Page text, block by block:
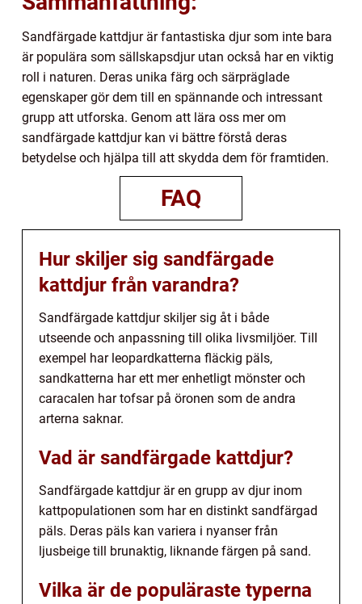
Sandfärgade kattdjur är fantastiska djur som inte bara
är populära som sällskapsdjur utan också har en viktig
roll i naturen. Deras unika färg och särpräglade
egenskaper gör dem till en spännande och intressant
grupp att utforska. Genom att lära oss mer om
sandfärgade kattdjur kan vi bättre förstå deras
betydelse och hjälpa till att skydda dem för framtiden.
FAQ
Hur skiljer sig sandfärgade
kattdjur från varandra?
Sandfärgade kattdjur skiljer sig åt i både
utseende och anpassning till olika livsmiljöer. Till
exempel har leopardkatterna fläckig päls,
sandkatterna har ett mer enhetligt mönster och
caracalen har tofsar på öronen som de andra
arterna saknar.
Vad är sandfärgade kattdjur?
Sandfärgade kattdjur är en grupp av djur inom
kattpopulationen som har en distinkt sandfärgad
päls. Deras päls kan variera i nyanser från
ljusbeige till brunaktig, liknande färgen på sand.
Vilka är de populäraste typerna